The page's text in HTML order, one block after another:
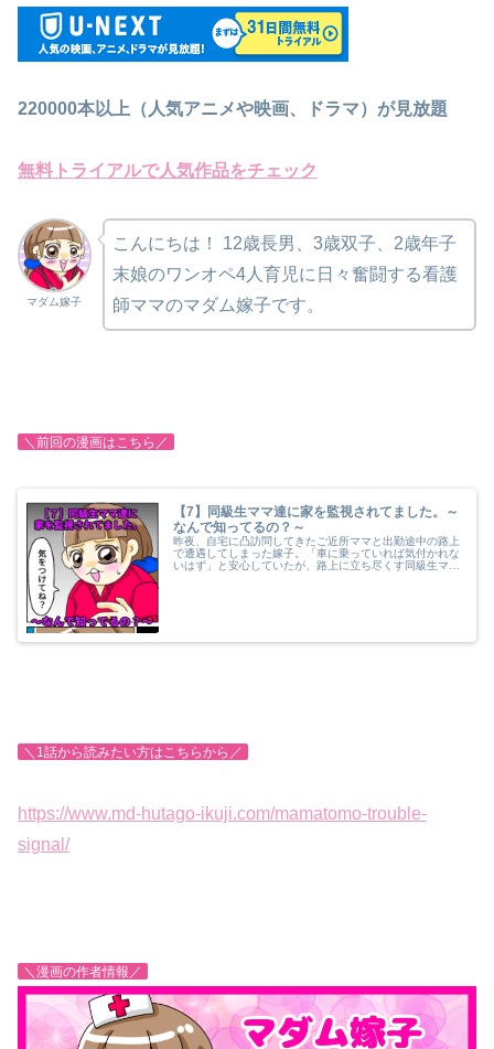
220000本以上（人気アニメや映画、ドラマ）が見放題
無料トライアルで人気作品をチェック
マダム嫁子
こんにちは！ 12歳長男、3歳双子、2歳年子
末娘のワンオペ4人育児に日々奮闘する看護
師ママのマダム嫁子です。
＼前回の漫画はこちら／
【7】同級生ママ達に家を監視されてました。～
なんで知ってるの？～
昨夜、自宅に凸訪問してきたご近所ママと出勤途中の路上
で遭遇してしまった嫁子。「車に乗っていれば気付かれな
いはず」と安心していたが、路上に立ち尽くす同級生ママ
＼1話から読みたい方はこちらから／
https://www.md-hutago-ikuji.com/mamatomo-trouble-
signal/
＼漫画の作者情報／